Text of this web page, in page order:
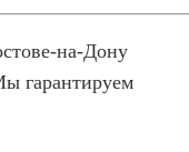
на-Дону
гарантируем